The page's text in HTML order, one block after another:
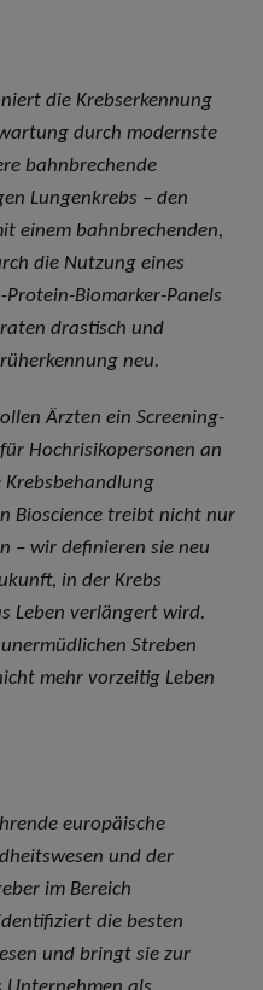
die Krebserkennung
durch modernste
bahnbrechende
Lungenkrebs – den
einem bahnbrechenden,
die Nutzung eines
Biomarker-Panels
drastisch und
neu.
Ärzten ein Screening-
Hochrisikopersonen an
Bioscience treibt nicht nur
– wir definieren sie neu
in der Krebs
Leben verlängert wird.
Streben
mehr vorzeitig Leben
europäische
und der
im Bereich
die besten
und bringt sie zur